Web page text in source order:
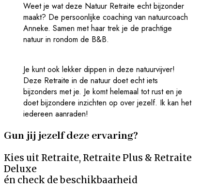
Weet je wat deze Natuur Retraite echt bijzonder
maakt? De persoonlijke coaching van natuurcoach
Anneke. Samen met haar trek je de prachtige
natuur in rondom de B&B.
Je kunt ook lekker dippen in deze natuurvijver!
Deze Retraite in de natuur doet echt iets
bijzonders met je. Je komt helemaal tot rust en je
doet bijzondere inzichten op over jezelf. Ik kan het
iedereen aanraden!
Gun jij jezelf deze ervaring?
Kies uit Retraite, Retraite Plus & Retraite
Deluxe
én check de beschikbaarheid